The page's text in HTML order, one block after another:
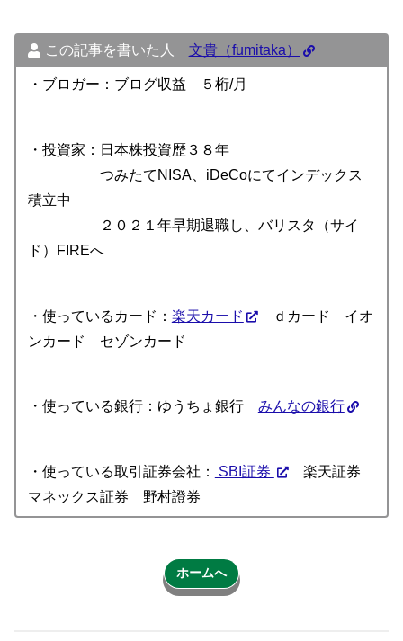
この記事を書いた人 文貴（fumitaka）
・ブロガー：ブログ収益 ５桁/月
・投資家：日本株投資歴３８年
つみたてNISA、iDeCoにてインデックス
積立中
２０２１年早期退職し、バリスタ（サイ
ド）FIREへ
・使っているカード： 楽天カード
ｄカード イオ
ンカード セゾンカード
・使っている銀行：ゆうちょ銀行 みんなの銀行
・使っている取引証券会社： SBI証券
楽天証券
マネックス証券 野村證券
ホームへ